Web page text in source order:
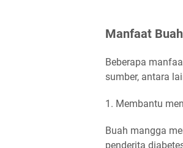
Manfaat
Beberapa
sumber, antara
1. Membantu
Buah mangga
penderita